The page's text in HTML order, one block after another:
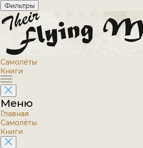
Фильтры
Самолёты
Книги
Меню
Главная
Самолёты
Книги